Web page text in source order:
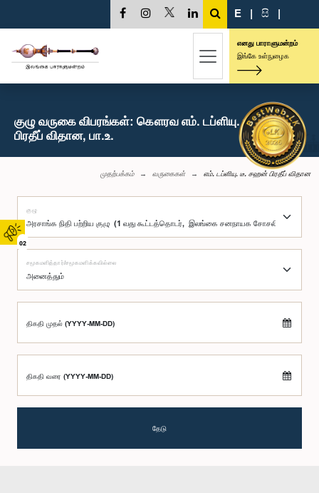
02
E | සි |
எனது பாராளுமன்றம்
இங்கே உள்நுழைக
குழு வருகை விபரங்கள்: கௌரவ எம். டப்ளியு. டீ. சஹன்
பிரதீப் விதான, பா.உ.
முதற்பக்கம் வருகைகள் எம். டப்ளியு. டீ. சஹன் பிரதீப் விதான
குழு
சமூகமளித்தார்/சமூகமளிக்கவில்லை
திகதி முதல் (YYYY-MM-DD)
திகதி வரை (YYYY-MM-DD)
தேடு